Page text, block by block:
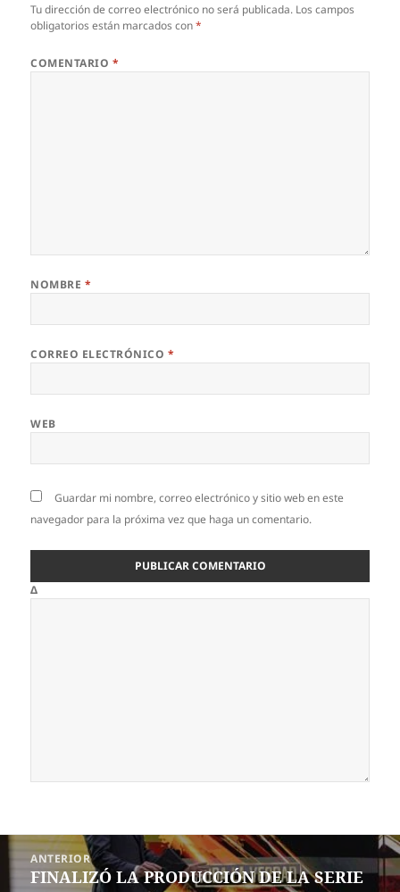
Tu dirección de correo electrónico no será publicada. Los campos
obligatorios están marcados con*
COMENTARIO *
NOMBRE *
CORREO ELECTRÓNICO *
WEB
Guardar mi nombre, correo electrónico y sitio web en este
navegador para la próxima vez que haga un comentario.
Δ
Navegación
entradas
ANTERIOR
Entrada
FINALIZÓ LA PRODUCCIÓN DE LA SERIE